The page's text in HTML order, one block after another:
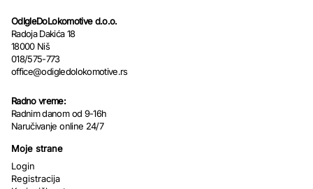
OdIgleDoLokomotive d.o.o.
Radoja Dakića 18
18000 Niš
018/575-773
office@odigledolokomotive.rs
Radno vreme:
Radnim danom od 9-16h
Naručivanje online 24/7
Moje strane
Login
Registracija